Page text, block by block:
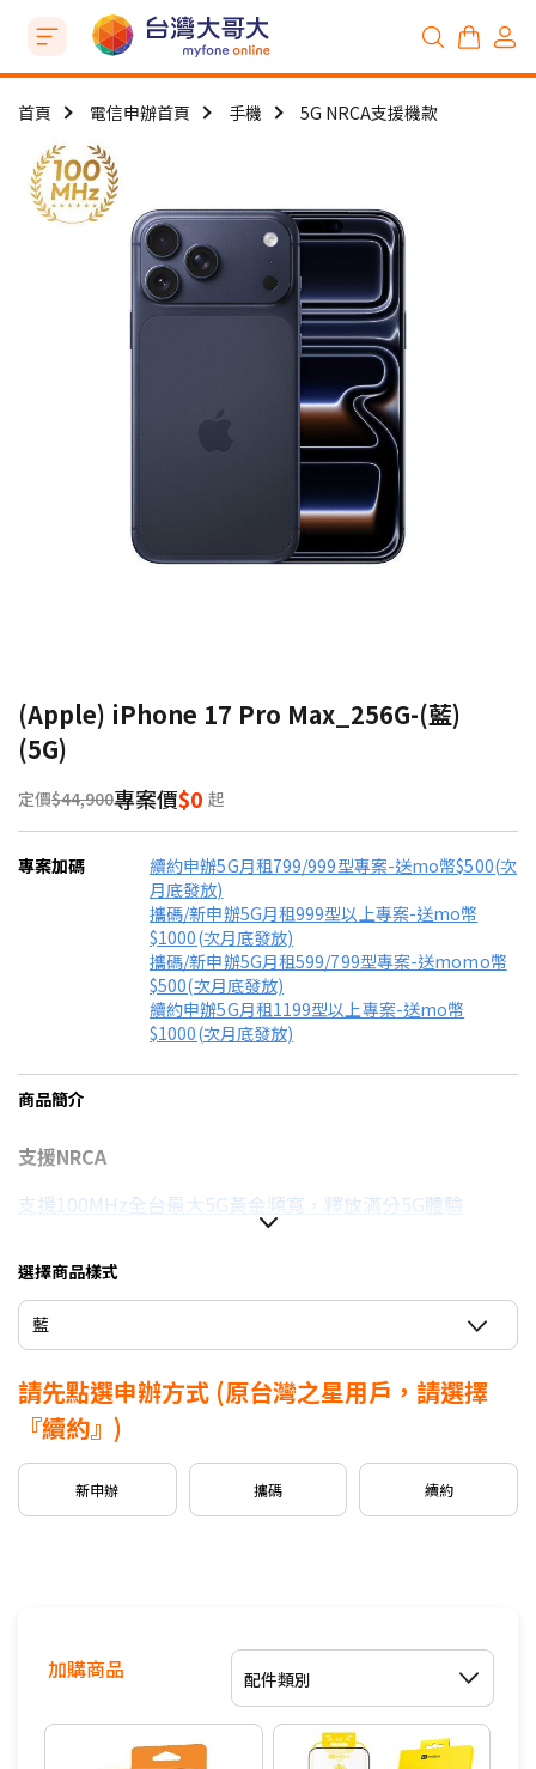
首頁 電信申辦首頁 手機 5G NRCA支援機款
(Apple) iPhone 17 Pro Max_256G-(藍)
(5G)
定價$44,900專案價$0 起
專案加碼
續約申辦5G月租799/999型專案-送mo幣$500(次
月底發放)
攜碼/新申辦5G月租999型以上專案-送mo幣
$1000(次月底發放)
攜碼/新申辦5G月租599/799型專案-送momo幣
$500(次月底發放)
續約申辦5G月租1199型以上專案-送mo幣
$1000(次月底發放)
商品簡介
支援NRCA
支援100MHz全台最大5G黃金頻寬，釋放滿分5G體驗
信用卡優惠
台灣大哥大Open Possible聯名卡最高回饋2%
選擇商品樣式
藍
請先點選申辦方式 (原台灣之星用戶，請選擇
『續約』)
新申辦 攜碼 續約
加購商品 配件類別